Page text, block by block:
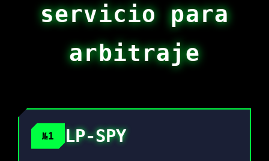
servicio para
arbitraje
№1 LP-SPY